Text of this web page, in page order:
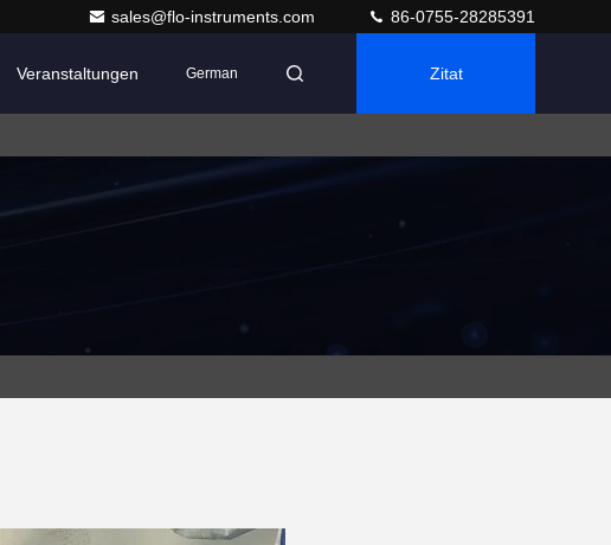
sales@flo-instruments.com 86-0755-28285391
Veranstaltungen German Zitat